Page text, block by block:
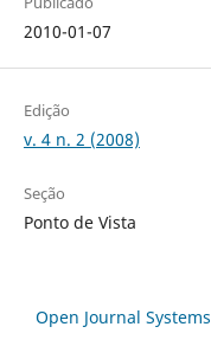
2010-01-07
Edição
v. 4 n. 2 (2008)
Seção
Ponto de Vista
Open Journal Systems